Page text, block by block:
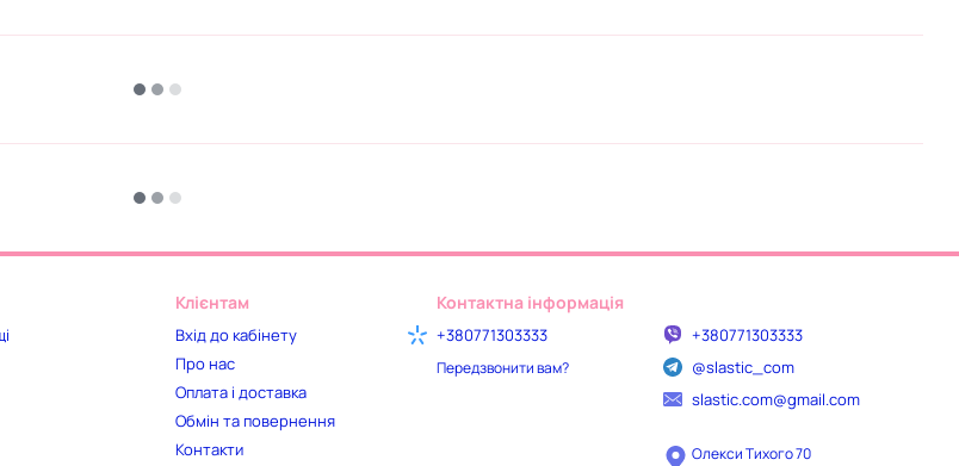
Клієнтам
Вхід до кабінету
Про нас
Оплата і доставка
Обмін та повернення
Контакти
Контактна інформація
+380771303333
Передзвонити вам?
+380771303333
@slastic_com
slastic.com@gmail.com
Олекси Тихого 70